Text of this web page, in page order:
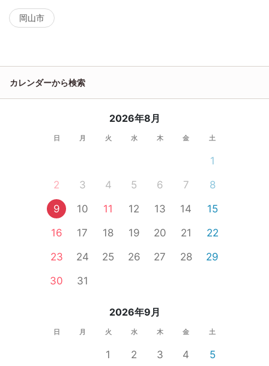
岡山市
カレンダーから検索
2026年8月
日 月 火 水 木 金 土
1
2
3 4 5 6 7
8
9
10 11 12 13 14
15
16
17 18 19 20 21
22
23
24 25 26 27 28
29
30
31
2026年9月
日 月 火 水 木 金 土
1 2 3 4
5